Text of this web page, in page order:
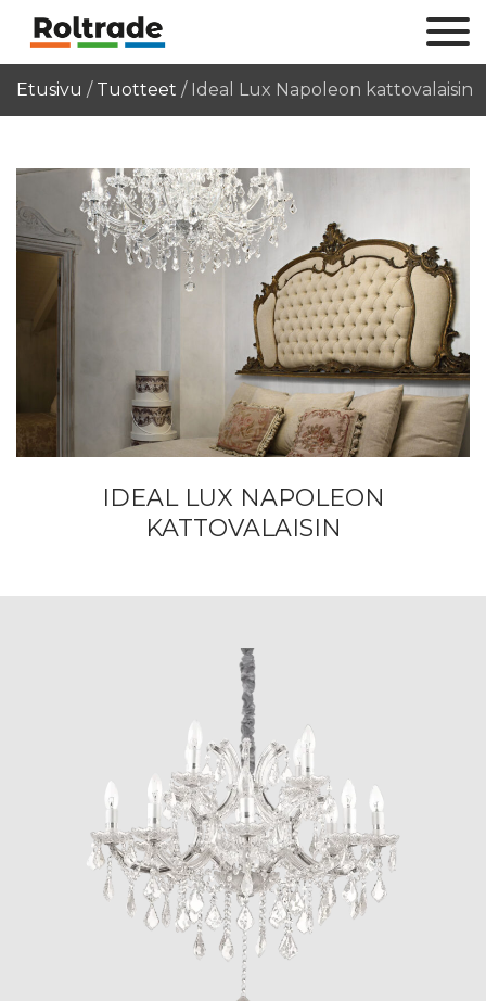
Etusivu / Tuotteet / Ideal Lux Napoleon kattovalaisin
IDEAL LUX NAPOLEON
KATTOVALAISIN